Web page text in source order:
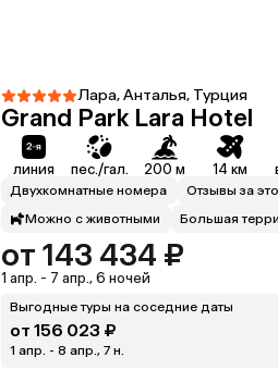
Лара, Анталья, Турция
Grand Park Lara Hotel
линия пес./гал. 200 м 14 км
Двухкомнатные номера
Отзывы за
Можно с животными
Большая
от 143 434 ₽
1 апр. - 7 апр., 6 ночей
Выгодные туры на соседние даты
от 156 023 ₽
1 апр. - 8 апр., 7 н.